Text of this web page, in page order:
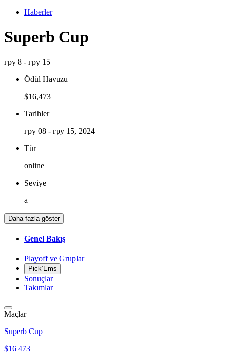
Haberler
Superb Cup
гру 8 - гру 15
Ödül Havuzu
$16,473
Tarihler
гру 08 - гру 15, 2024
Tür
online
Seviye
a
Daha fazla göster
Genel Bakış
Playoff ve Gruplar
Pick’Ems
Sonuçlar
Takımlar
Maçlar
Superb Cup
$16 473